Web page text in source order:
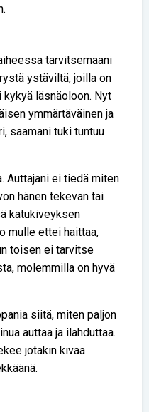
tarvitsemaani
ystäviltä, joilla on
läsnäoloon. Nyt
ymmärtäväinen ja
saamani tuki tuntuu
Auttajani ei tiedä miten
hänen tekevän tai
katukiveyksen
mulle ettei haittaa,
toisen ei tarvitse
molemmilla on hyvä
siitä, miten paljon
auttaa ja ilahduttaa.
jotakin kivaa